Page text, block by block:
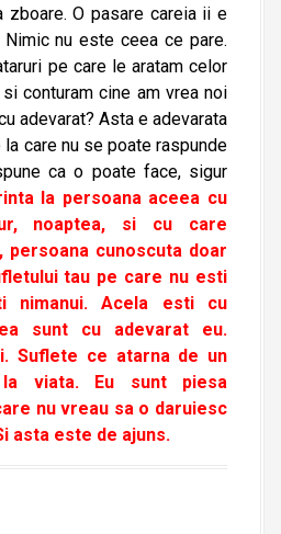
zboare. O pasare careia ii e
nu este ceea ce pare.
pe care le aratam celor
conturam cine am vrea noi
adevarat? Asta e adevarata
care nu se poate raspunde
ca o poate face, sigur
la persoana aceea cu
noaptea, si cu care
cunoscuta doar
tau pe care nu esti
nimanui. Acela esti cu
sunt cu adevarat eu.
Suflete ce atarna de un
la viata. Eu sunt piesa
nu vreau sa o daruiesc
asta este de ajuns.